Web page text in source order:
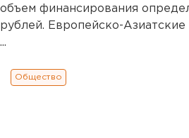
объем финансирования
рублей. Европейско-Азиатские
...
Общество